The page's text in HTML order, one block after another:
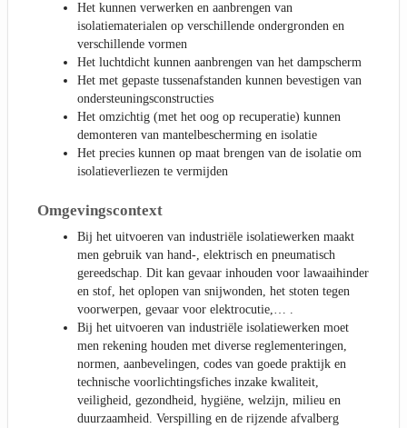
Het kunnen verwerken en aanbrengen van
isolatiematerialen op verschillende ondergronden en
verschillende vormen
Het luchtdicht kunnen aanbrengen van het dampscherm
Het met gepaste tussenafstanden kunnen bevestigen van
ondersteuningsconstructies
Het omzichtig (met het oog op recuperatie) kunnen
demonteren van mantelbescherming en isolatie
Het precies kunnen op maat brengen van de isolatie om
isolatieverliezen te vermijden
Omgevingscontext
Bij het uitvoeren van industriële isolatiewerken maakt
men gebruik van hand-, elektrisch en pneumatisch
gereedschap. Dit kan gevaar inhouden voor lawaaihinder
en stof, het oplopen van snijwonden, het stoten tegen
voorwerpen, gevaar voor elektrocutie,… .
Bij het uitvoeren van industriële isolatiewerken moet
men rekening houden met diverse reglementeringen,
normen, aanbevelingen, codes van goede praktijk en
technische voorlichtingsfiches inzake kwaliteit,
veiligheid, gezondheid, hygiëne, welzijn, milieu en
duurzaamheid. Verspilling en de rijzende afvalberg